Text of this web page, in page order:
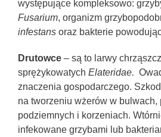
występujące kompleksowo:
Fusarium, organizm
infestans oraz bakterie
Drutowce – są to larwy
sprężykowatych Elateridae.
znaczenia gospodarczego.
na tworzeniu wżerów w bulwach,
podziemnych i korzeniach.
infekowane grzybami lub